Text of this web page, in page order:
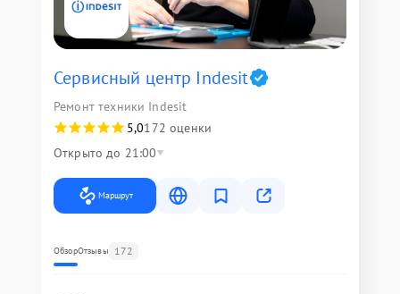
Сервисный центр Indesit
Ремонт техники Indesit
5,0172 оценки
Открыто до 21:00
Маршрут
ОбзорОтзывы 172